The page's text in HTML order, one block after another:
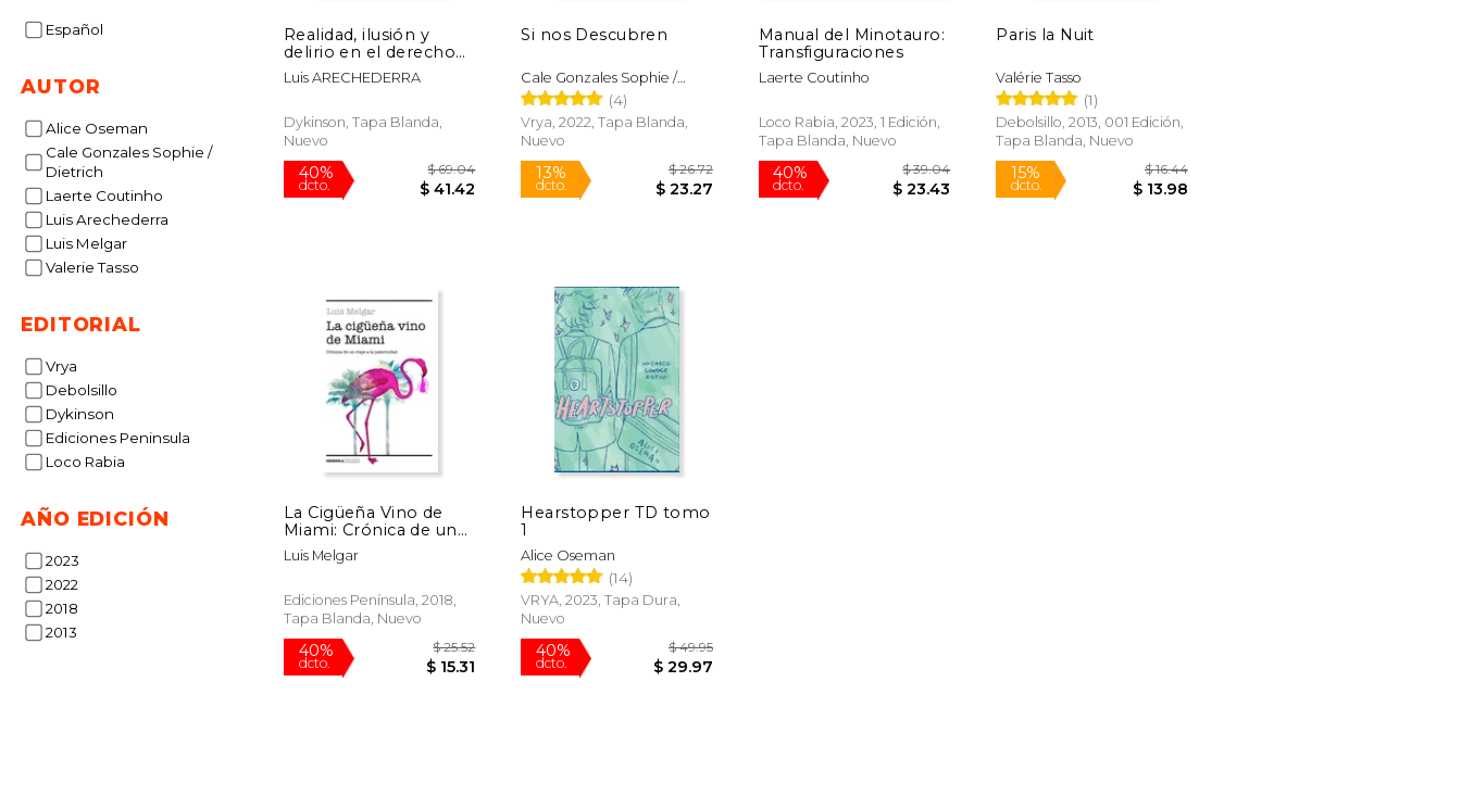
Español
AUTOR
Alice Oseman
Cale Gonzales Sophie /
Dietrich
Laerte Coutinho
Luis Arechederra
Luis Melgar
Valerie Tasso
EDITORIAL
Vrya
Debolsillo
Dykinson
Ediciones Peninsula
Loco Rabia
AÑO EDICIÓN
2023
2022
2018
2013
Realidad, ilusión y
delirio en el derecho
de filiación
Luis ARECHEDERRA
Dykinson, Tapa Blanda,
Nuevo
Si nos Descubren
Cale Gonzales Sophie /
Dietrich
(4)
Vrya, 2022, Tapa Blanda,
Nuevo
dcto.
Manual del Minotauro:
Transfiguraciones
Laerte Coutinho
Loco Rabia, 2023, 1 Edición,
Tapa Blanda, Nuevo
Paris la Nuit
Valérie Tasso
(1)
Debolsillo, 2013, 001 Edición,
Tapa Blanda, Nuevo
La Cigüeña Vino de
Miami: Crónica de un
Viaje a la Paternidad
(Realidad)
Luis Melgar
Ediciones Península, 2018,
Tapa Blanda, Nuevo
Hearstopper TD tomo
1
Alice Oseman
(14)
VRYA, 2023, Tapa Dura,
Nuevo